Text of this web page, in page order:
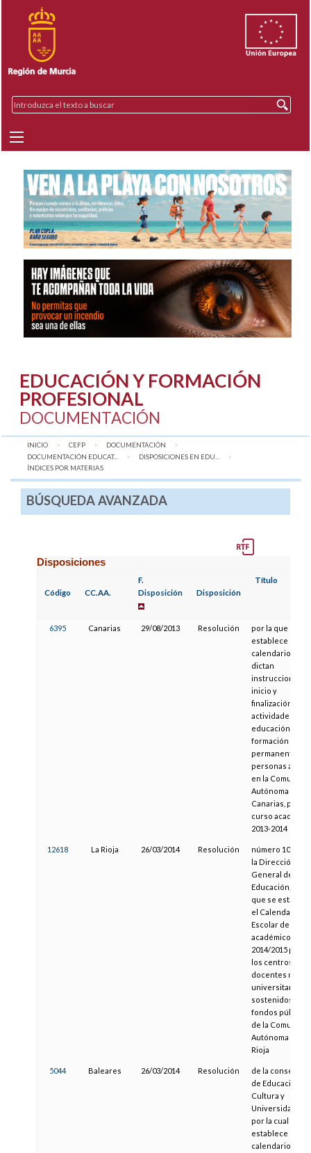
EDUCACIÓN Y FORMACIÓN
PROFESIONAL
DOCUMENTACIÓN
INICIO CEFP
DOCUMENTACIÓN
DOCUMENTACIÓN EDUCAT...
DISPOSICIONES EN EDU...
AQUÍ:
ÍNDICES POR MATERIAS
BÚSQUEDA AVANZADA
Disposiciones
Código CC.AA.
F.
Disposición
Disposición
Título
6395 Canarias 29/08/2013 Resolución
por la que se
establece el
calendario y se
dictan
instrucciones
inicio y
finalización de
actividades de
educación y
formación
permanente de
personas
en la
Autónoma de
Canarias, para el
curso
2013-2014
12618 La Rioja 26/03/2014 Resolución
número 1063, de
la Dirección
General de
Educación, por
que se
el Calendario
Escolar del
académico
2014/2015 para
los centros
docentes no
universitarios
sostenidos con
fondos públicos
de la
Autónoma de La
Rioja
5044 Baleares 26/03/2014 Resolución
de la consejera
de Educación,
Cultura y
Universidades
por la cual se
establece el
calendario